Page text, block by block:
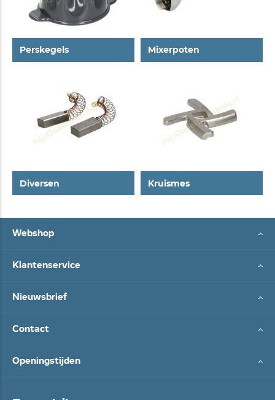
Perskegels Mixerpoten
Diversen Kruismes
Webshop
Klantenservice
Nieuwsbrief
Contact
Openingstijden